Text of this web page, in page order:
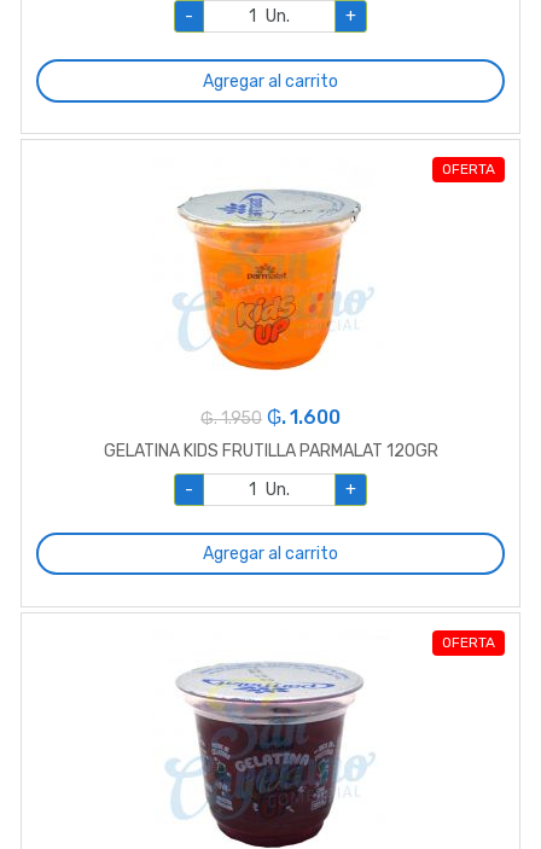
-
Un. +
Agregar al carrito
OFERTA
₲. 1.950 ₲. 1.600
GELATINA KIDS FRUTILLA PARMALAT 120GR
-
Un. +
Agregar al carrito
OFERTA